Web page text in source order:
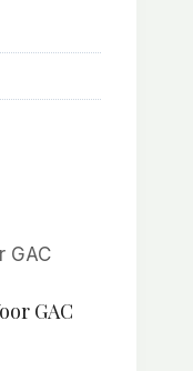
GAC